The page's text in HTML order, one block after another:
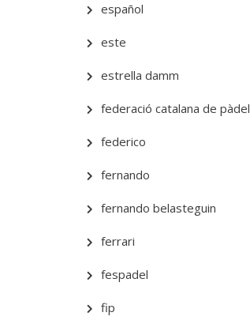
español
este
estrella damm
federació catalana de pàdel
federico
fernando
fernando belasteguin
ferrari
fespadel
fip